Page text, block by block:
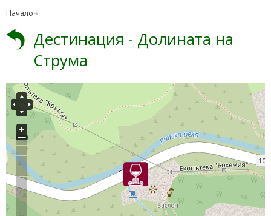
Начало
Дестинация - Долината на
Струма